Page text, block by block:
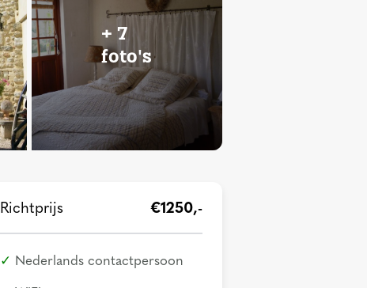
+ 7
foto's
Richtprijs €1250,-
Nederlands contactpersoon